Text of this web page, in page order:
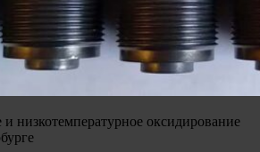
и низкотемпературное оксидирование